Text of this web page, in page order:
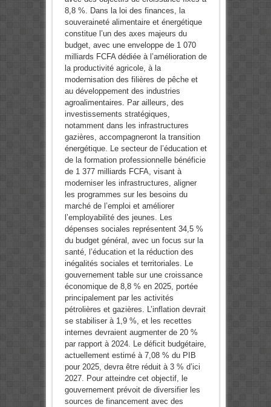
8,8 %. Dans la loi des finances, la
souveraineté alimentaire et énergétique
constitue l’un des axes majeurs du
budget, avec une enveloppe de 1 070
milliards FCFA dédiée à l’amélioration de
la productivité agricole, à la
modernisation des filières de pêche et
au développement des industries
agroalimentaires. Par ailleurs, des
investissements stratégiques,
notamment dans les infrastructures
gazières, accompagneront la transition
énergétique. Le secteur de l’éducation et
de la formation professionnelle bénéficie
de 1 377 milliards FCFA, visant à
moderniser les infrastructures, aligner
les programmes sur les besoins du
marché de l’emploi et améliorer
l’employabilité des jeunes. Les
dépenses sociales représentent 34,5 %
du budget général, avec un focus sur la
santé, l’éducation et la réduction des
inégalités sociales et territoriales. Le
gouvernement table sur une croissance
économique de 8,8 % en 2025, portée
principalement par les activités
pétrolières et gazières. L’inflation devrait
se stabiliser à 1,9 %, et les recettes
internes devraient augmenter de 20 %
par rapport à 2024. Le déficit budgétaire,
actuellement estimé à 7,08 % du PIB
pour 2025, devra être réduit à 3 % d’ici
2027. Pour atteindre cet objectif, le
gouvernement prévoit de diversifier les
sources de financement avec des